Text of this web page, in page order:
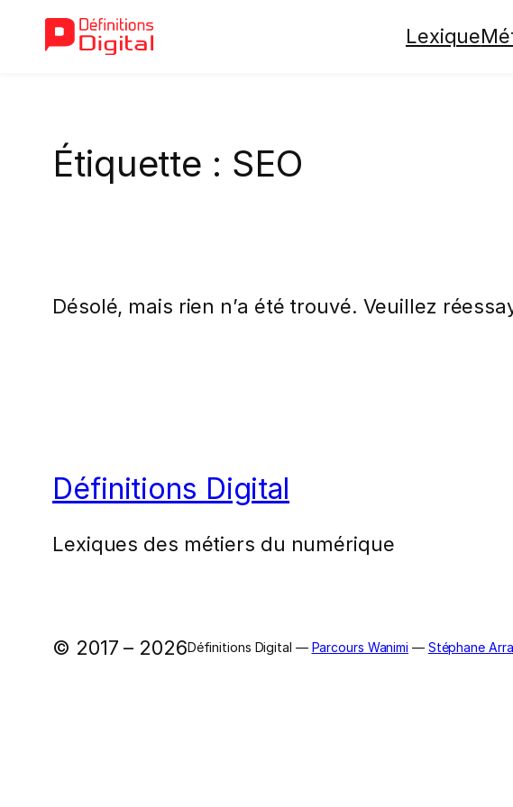
contenu
Lexique
Étiquette : SEO
Désolé, mais rien n’a été trouvé. Veuillez
Définitions Digital
Lexiques des métiers du numérique
© 2017 – 2026Définitions Digital — Parcours Wanimi — Stéphane